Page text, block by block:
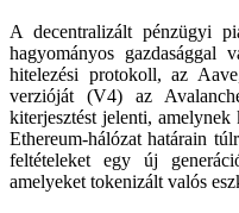
A decentralizált pénzügyi
hagyományos gazdasággal
hitelezési protokoll, az
verzióját (V4) az
kiterjesztést jelenti,
Ethereum-hálózat határain
feltételeket egy új
amelyeket tokenizált valós